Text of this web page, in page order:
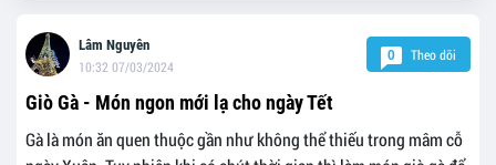
Lâm Nguyên
10:32 07/03/2024
0 Theo dõi
Giò Gà - Món ngon mới lạ cho ngày Tết
Gà là món ăn quen thuộc gần như không thể thiếu trong mâm cỗ